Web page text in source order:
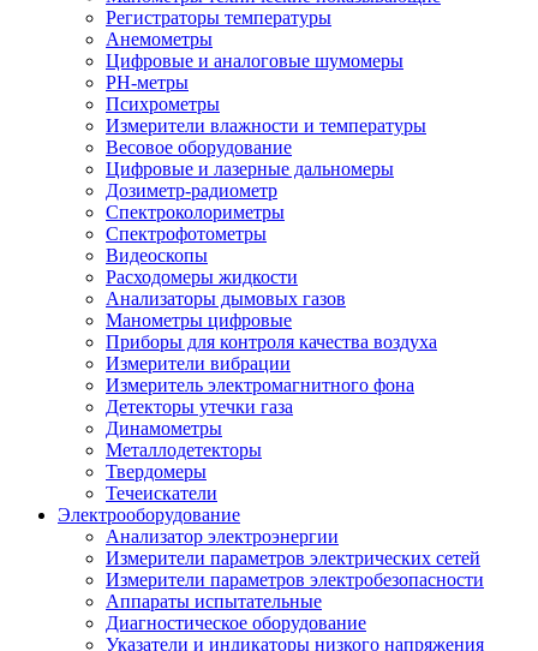
Регистраторы температуры
Анемометры
Цифровые и аналоговые шумомеры
PH-метры
Психрометры
Измерители влажности и температуры
Весовое оборудование
Цифровые и лазерные дальномеры
Дозиметр-радиометр
Спектроколориметры
Спектрофотометры
Видеоскопы
Расходомеры жидкости
Анализаторы дымовых газов
Манометры цифровые
Приборы для контроля качества воздуха
Измерители вибрации
Измеритель электромагнитного фона
Детекторы утечки газа
Динамометры
Металлодетекторы
Твердомеры
Течеискатели
Электрооборудование
Анализатор электроэнергии
Измерители параметров электрических сетей
Измерители параметров электробезопасности
Аппараты испытательные
Диагностическое оборудование
Указатели и индикаторы низкого напряжения